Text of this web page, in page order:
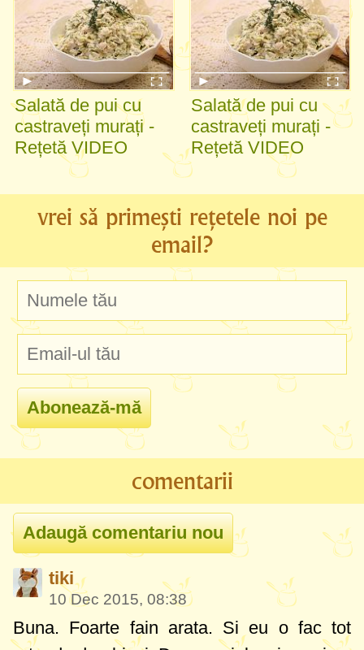
Salată de pui cu
castraveți murați -
Rețetă VIDEO
Salată de pui cu
castraveți murați -
Rețetă VIDEO
vrei să primești rețetele noi pe
email?
comentarii
tiki
10 Dec 2015, 08:38
Buna. Foarte fain arata. Si eu o fac tot